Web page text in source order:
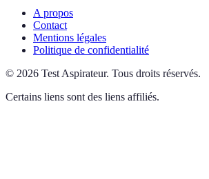
A propos
Contact
Mentions légales
Politique de confidentialité
© 2026 Test Aspirateur. Tous droits réservés.
Certains liens sont des liens affiliés.